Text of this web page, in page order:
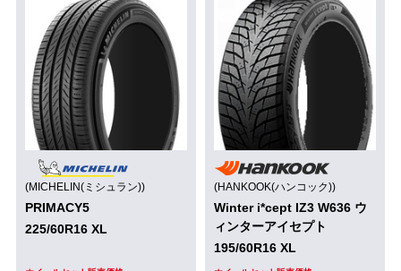
(MICHELIN(ミシュラン))
PRIMACY5
225/60R16 XL
(HANKOOK(ハンコック))
Winter i*cept IZ3 W636 ウ
ィンターアイセプト
195/60R16 XL